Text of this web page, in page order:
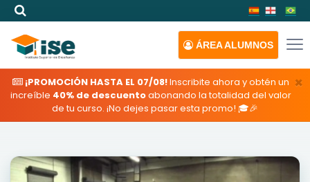
ÁREAALUMNOS
×
¡PROMOCIÓN HASTA EL 07/08!Inscribite ahora y obtén un
increíble 40% de descuentoabonando la totalidad del valor
de tu curso. ¡No dejes pasar esta promo! 🎓🎉